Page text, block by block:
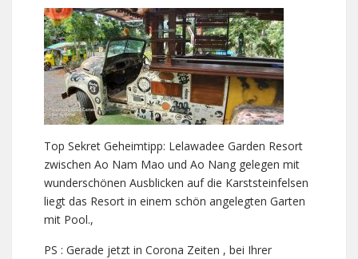
Top Sekret Geheimtipp: Lelawadee Garden Resort
zwischen Ao Nam Mao und Ao Nang gelegen mit
wunderschönen Ausblicken auf die Karststeinfelsen
liegt das Resort in einem schön angelegten Garten
mit Pool.,
PS : Gerade jetzt in Corona Zeiten , bei Ihrer